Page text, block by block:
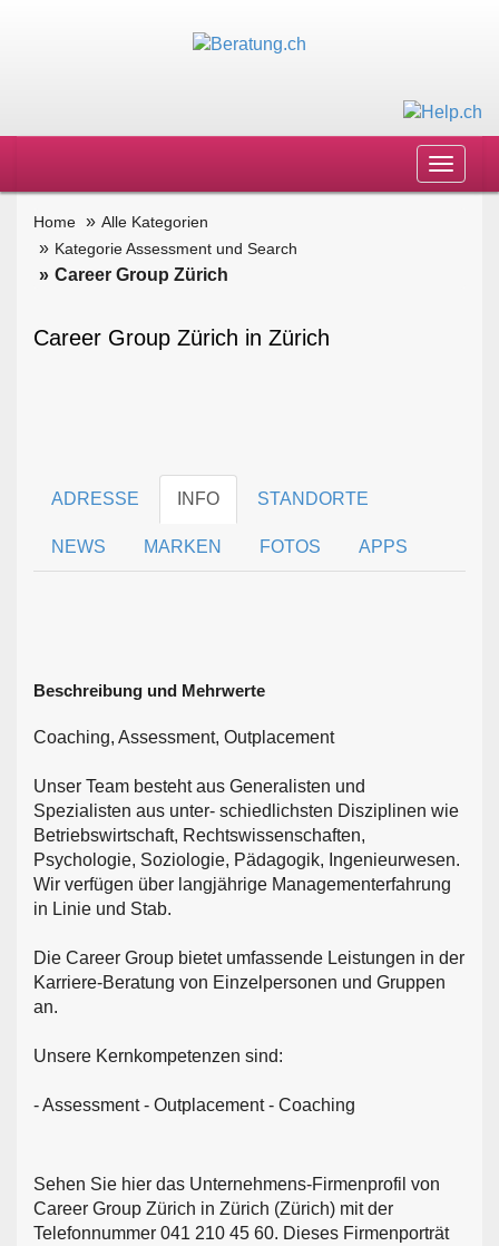
Toggle
Home
Alle Kategorien
Kategorie Assessment und Search
Career Group Zürich
Career Group Zürich in Zürich
ADRESSE INFO STANDORTE
NEWS MARKEN FOTOS APPS
Beschreibung und Mehrwerte
Coaching, Assessment, Outplacement
Unser Team besteht aus Generalisten und
Spezialisten aus unter- schiedlichsten Disziplinen wie
Betriebswirtschaft, Rechtswissenschaften,
Psychologie, Soziologie, Pädagogik, Ingenieurwesen.
Wir verfügen über langjährige Managementerfahrung
in Linie und Stab.
Die Career Group bietet umfassende Leistungen in der
Karriere-Beratung von Einzelpersonen und Gruppen
an.
Unsere Kernkompetenzen sind:
- Assessment - Outplacement - Coaching
Sehen Sie hier das Unternehmens-Firmenprofil von
Career Group Zürich in Zürich (Zürich) mit der
Telefonnummer 041 210 45 60. Dieses Firmenporträt